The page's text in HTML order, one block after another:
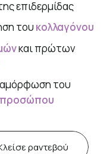
επιδερμίδας
του κολλαγόνου
και πρώτων
του
προσώπου
ραντεβού